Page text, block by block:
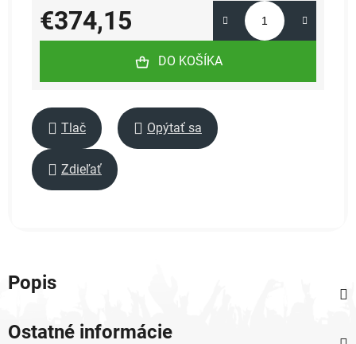
€374,15
Jednotková cena:
DO KOŠÍKA
Tlač Opýtať sa
Zdieľať
Popis
Ostatné informácie